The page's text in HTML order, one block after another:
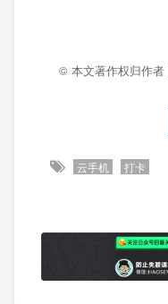
© 本文著作权归作者
云手机 打卡